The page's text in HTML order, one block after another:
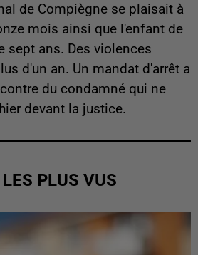
de Compiègne se plaisait à
mois ainsi que l'enfant de
sept ans. Des violences
d'un an. Un mandat d'arrêt a
du condamné qui ne
devant la justice.
PLUS VUS